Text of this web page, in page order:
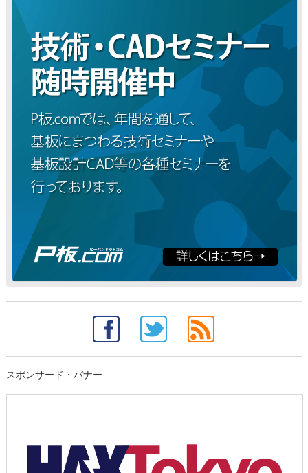
スポンサード・バナー